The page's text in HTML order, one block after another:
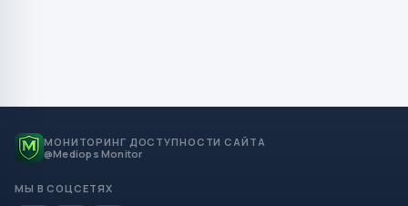
МОНИТОРИНГ ДОСТУПНОСТИ САЙТА
@Mediops Monitor
МЫ В СОЦСЕТЯХ